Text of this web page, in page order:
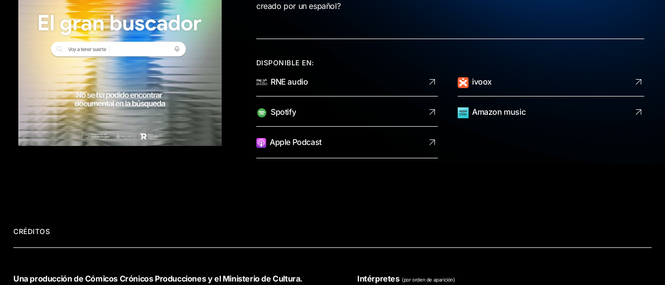
creado por un español?
DISPONIBLE EN:
RNE audio
Spotify
Apple Podcast
ivoox
Amazon music
CRÉDITOS
Una producción de Cómicos Crónicos Producciones y el Ministerio de Cultura.
Intérpretes (por orden de aparición)